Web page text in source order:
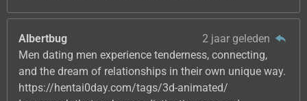
Albertbug
2 jaar geleden
Men dating men experience tenderness, connecting,
and the dream of relationships in their own unique way.
https://hentai0day.com/tags/3d-animated/